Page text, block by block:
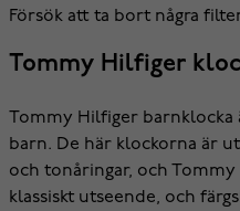
Försök att ta bort några
Tommy Hilfiger
Tommy Hilfiger
barn. De här klockorna är
och tonåringar, och
klassiskt utseende, och